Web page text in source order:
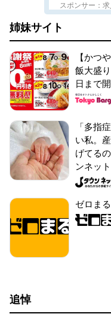
スポンサー：
姉妹サイト
【かつ
飯大盛
日まで開
「多指
い私。
げてる
ンネット
ゼロまる
追悼